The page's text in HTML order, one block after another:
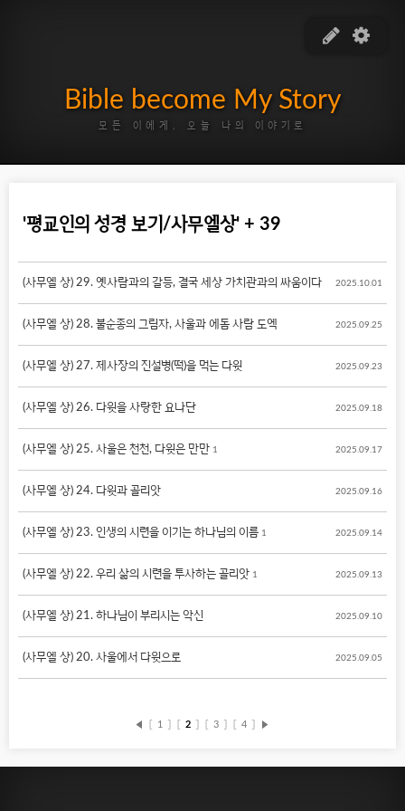
Bible become My Story
모든 이에게, 오늘 나의 이야기로
'평교인의 성경 보기/사무엘상' + 39
(사무엘 상) 29. 옛사람과의 갈등, 결국 세상 가치관과의 싸움이다 2025.10.01
(사무엘 상) 28. 불순종의 그림자, 사울과 에돔 사람 도엑 2025.09.25
(사무엘 상) 27. 제사장의 진설병(떡)을 먹는 다윗 2025.09.23
(사무엘 상) 26. 다윗을 사랑한 요나단 2025.09.18
(사무엘 상) 25. 사울은 천천, 다윗은 만만 1 2025.09.17
(사무엘 상) 24. 다윗과 골리앗 2025.09.16
(사무엘 상) 23. 인생의 시련을 이기는 하나님의 이름 1 2025.09.14
(사무엘 상) 22. 우리 삶의 시련을 투사하는 골리앗 1 2025.09.13
(사무엘 상) 21. 하나님이 부리시는 악신 2025.09.10
(사무엘 상) 20. 사울에서 다윗으로 2025.09.05
◀ 1 2 3 4 ▶